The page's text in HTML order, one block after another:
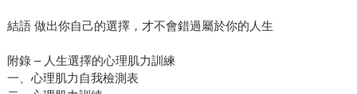
結語 做出你自己的選擇，才不會錯過屬於你的人生
附錄 – 人生選擇的心理肌力訓練
一、心理肌力自我檢測表